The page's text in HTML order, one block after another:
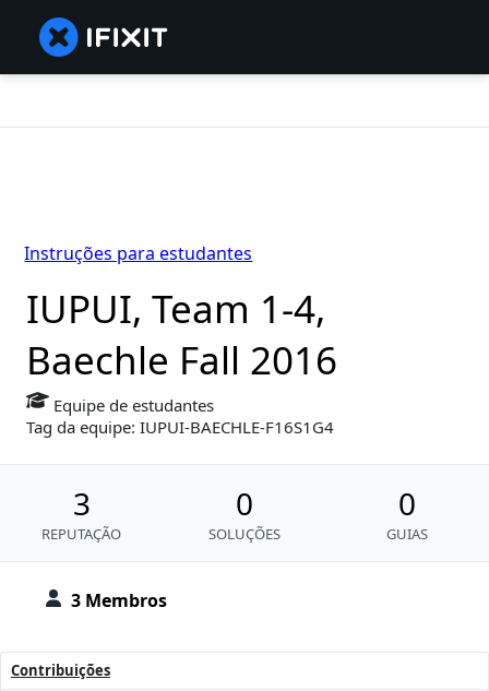
3 Membros
IUPUI, Team 1-4,
Baechle Fall 2016
Equipe de estudantes
Tag da equipe: IUPUI-BAECHLE-F16S1G4
3
REPUTAÇÃO
0
SOLUÇÕES
0
GUIAS
Instruções para estudantes
Contribuições